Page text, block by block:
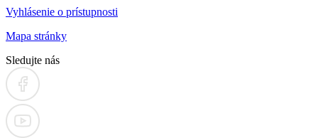
Vyhlásenie o prístupnosti
Mapa stránky
Sledujte nás